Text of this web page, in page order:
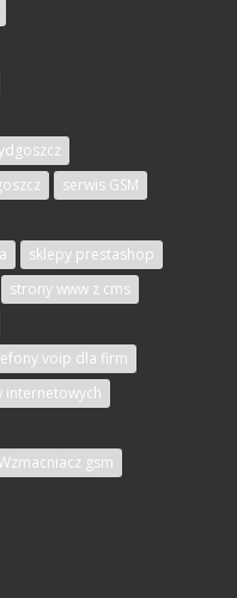
serwis GSM
sklepy prestashop
strony www z cms
voip dla firm
internetowych
gsm